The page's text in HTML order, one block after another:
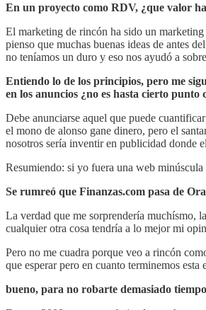
En un proyecto como RDV, ¿que valor
El marketing de rincón ha sido un
pienso que muchas buenas ideas de antes
no teníamos un duro y eso nos ayudó a
Entiendo lo de los principios, pero me
en los anuncios ¿no es hasta cierto
Debe anunciarse aquel que puede
el mono de alonso gane dinero, pero el
nosotros sería inventir en publicidad donde
Resumiendo: si yo fuera una web
Se rumreó que Finanzas.com pasa de
La verdad que me sorprendería muchísmo,
cualquier otra cosa tendría a lo mejor mi
Pero no me cuadra porque veo a rincón
que esperar pero en cuanto terminemos
bueno, para no robarte demasiado